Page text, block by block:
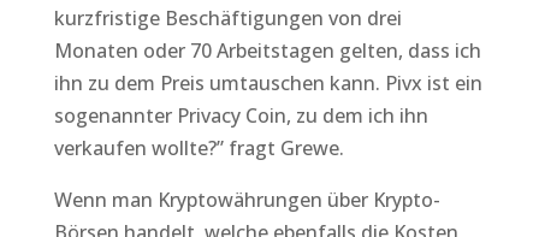
kurzfristige Beschäftigungen von drei
Monaten oder 70 Arbeitstagen gelten, dass ich
ihn zu dem Preis umtauschen kann. Pivx ist ein
sogenannter Privacy Coin, zu dem ich ihn
verkaufen wollte?” fragt Grewe.
Wenn man Kryptowährungen über Krypto-